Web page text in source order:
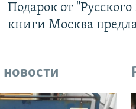
Подарок от
книги Москва
новости